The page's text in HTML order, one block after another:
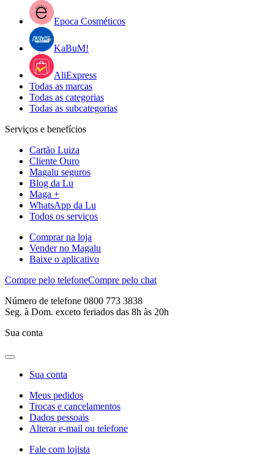
Epoca Cosméticos
KaBuM!
AliExpress
Todas as marcas
Todas as categorias
Todas as subcategorias
Serviços e benefícios
Cartão Luiza
Cliente Ouro
Magalu seguros
Blog da Lu
Maga +
WhatsApp da Lu
Todos os serviços
Comprar na loja
Vender no Magalu
Baixe o aplicativo
Compre pelo telefoneCompre pelo chat
Número de telefone 0800 773 3838
Seg. à Dom. exceto feriados das 8h às 20h
Sua conta
Sua conta
Meus pedidos
Trocas e cancelamentos
Dados pessoais
Alterar e-mail ou telefone
Fale com lojista